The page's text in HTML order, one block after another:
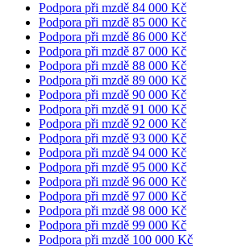
Podpora při mzdě 84 000 Kč
Podpora při mzdě 85 000 Kč
Podpora při mzdě 86 000 Kč
Podpora při mzdě 87 000 Kč
Podpora při mzdě 88 000 Kč
Podpora při mzdě 89 000 Kč
Podpora při mzdě 90 000 Kč
Podpora při mzdě 91 000 Kč
Podpora při mzdě 92 000 Kč
Podpora při mzdě 93 000 Kč
Podpora při mzdě 94 000 Kč
Podpora při mzdě 95 000 Kč
Podpora při mzdě 96 000 Kč
Podpora při mzdě 97 000 Kč
Podpora při mzdě 98 000 Kč
Podpora při mzdě 99 000 Kč
Podpora při mzdě 100 000 Kč